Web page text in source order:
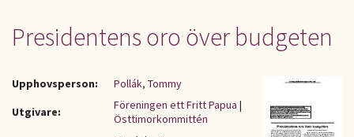
Presidentens oro över budgeten
Upphovsperson:
Pollák, Tommy
Utgivare:
Föreningen ett Fritt Papua |
Östtimorkommittén